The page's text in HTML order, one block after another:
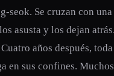
seok. Se cruzan con
asusta y los dejan
años después,
en sus confines.